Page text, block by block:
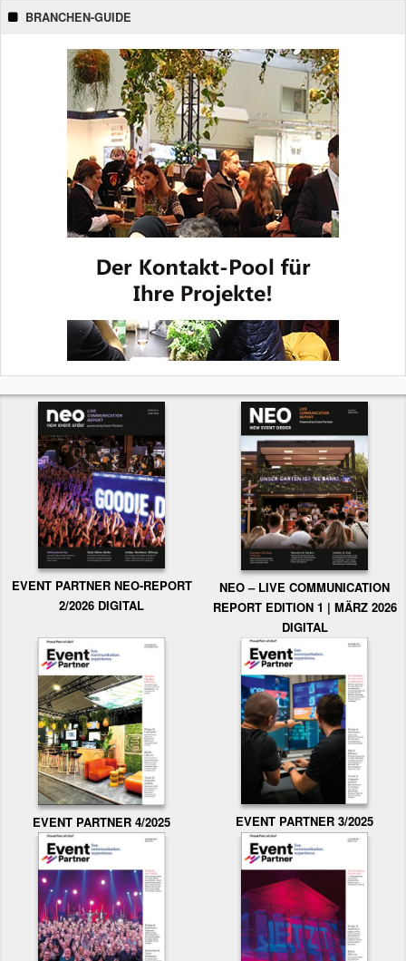
BRANCHEN-GUIDE
EVENT PARTNER NEO-REPORT
2/2026 DIGITAL
NEO – LIVE COMMUNICATION
REPORT EDITION 1 | MÄRZ 2026
DIGITAL
EVENT PARTNER 4/2025 EVENT PARTNER 3/2025